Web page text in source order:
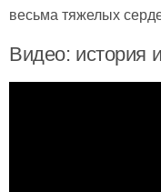
весьма тяжелых
Видео: история